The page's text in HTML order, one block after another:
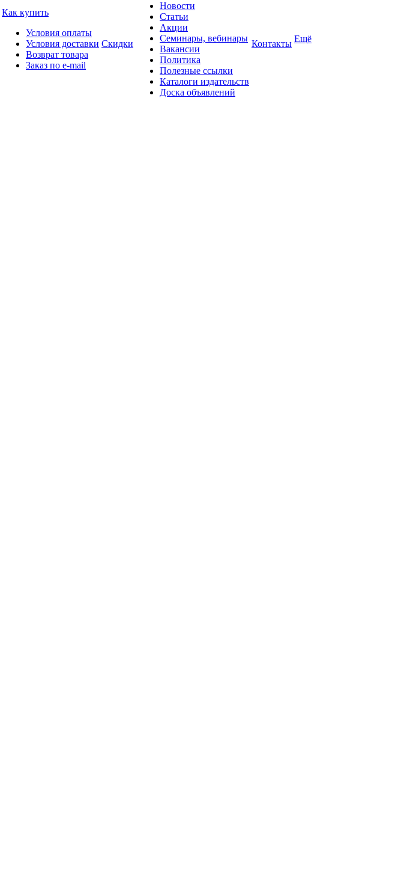
Как купить
Условия оплаты
Условия доставки
Возврат товара
Заказ по e-mail
Скидки
Новости
Статьи
Акции
Семинары, вебинары
Вакансии
Политика
Полезные ссылки
Каталоги издательств
Доска объявлений
Контакты Ещё